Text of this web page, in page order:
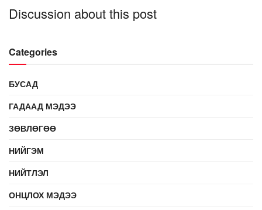
Discussion about this post
Categories
БУСАД
ГАДААД МЭДЭЭ
ЗӨВЛӨГӨӨ
НИЙГЭМ
НИЙТЛЭЛ
ОНЦЛОХ МЭДЭЭ